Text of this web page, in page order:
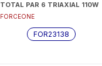
TOTAL PAR 6 TRIAXIAL 110W
RMS TOTAL) 4 OHMS -
FOR23138
FORCEONE
FOR23138